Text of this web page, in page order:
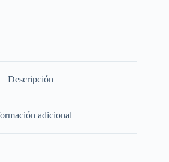
Descripción
adicional